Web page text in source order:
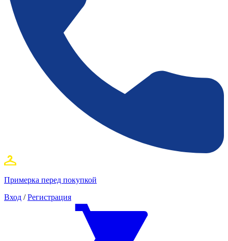
Примерка перед покупкой
Вход / Регистрация